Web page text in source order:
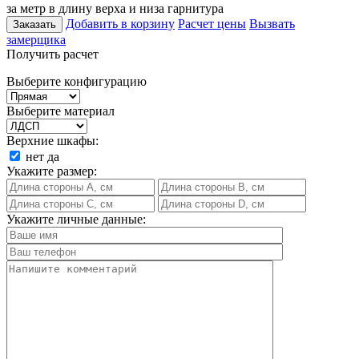
за метр в длину верха и низа гарнитура
Заказать Добавить в корзину Расчет цены Вызвать
замерщика
Получить расчет
Выберите конфигурацию
Выберите материал
Верхние шкафы:
нет да
Укажите размер:
Укажите личные данные: